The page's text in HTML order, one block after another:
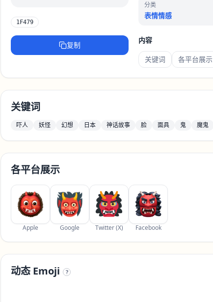
1F479
复制
分类
表情情感
内容
关键词 各平台展示
关键词
吓人 妖怪 幻想 日本 神话故事 脸 面具 鬼 魔鬼
各平台展示
Apple Google Twitter (X) Facebook
动态 Emoji ?